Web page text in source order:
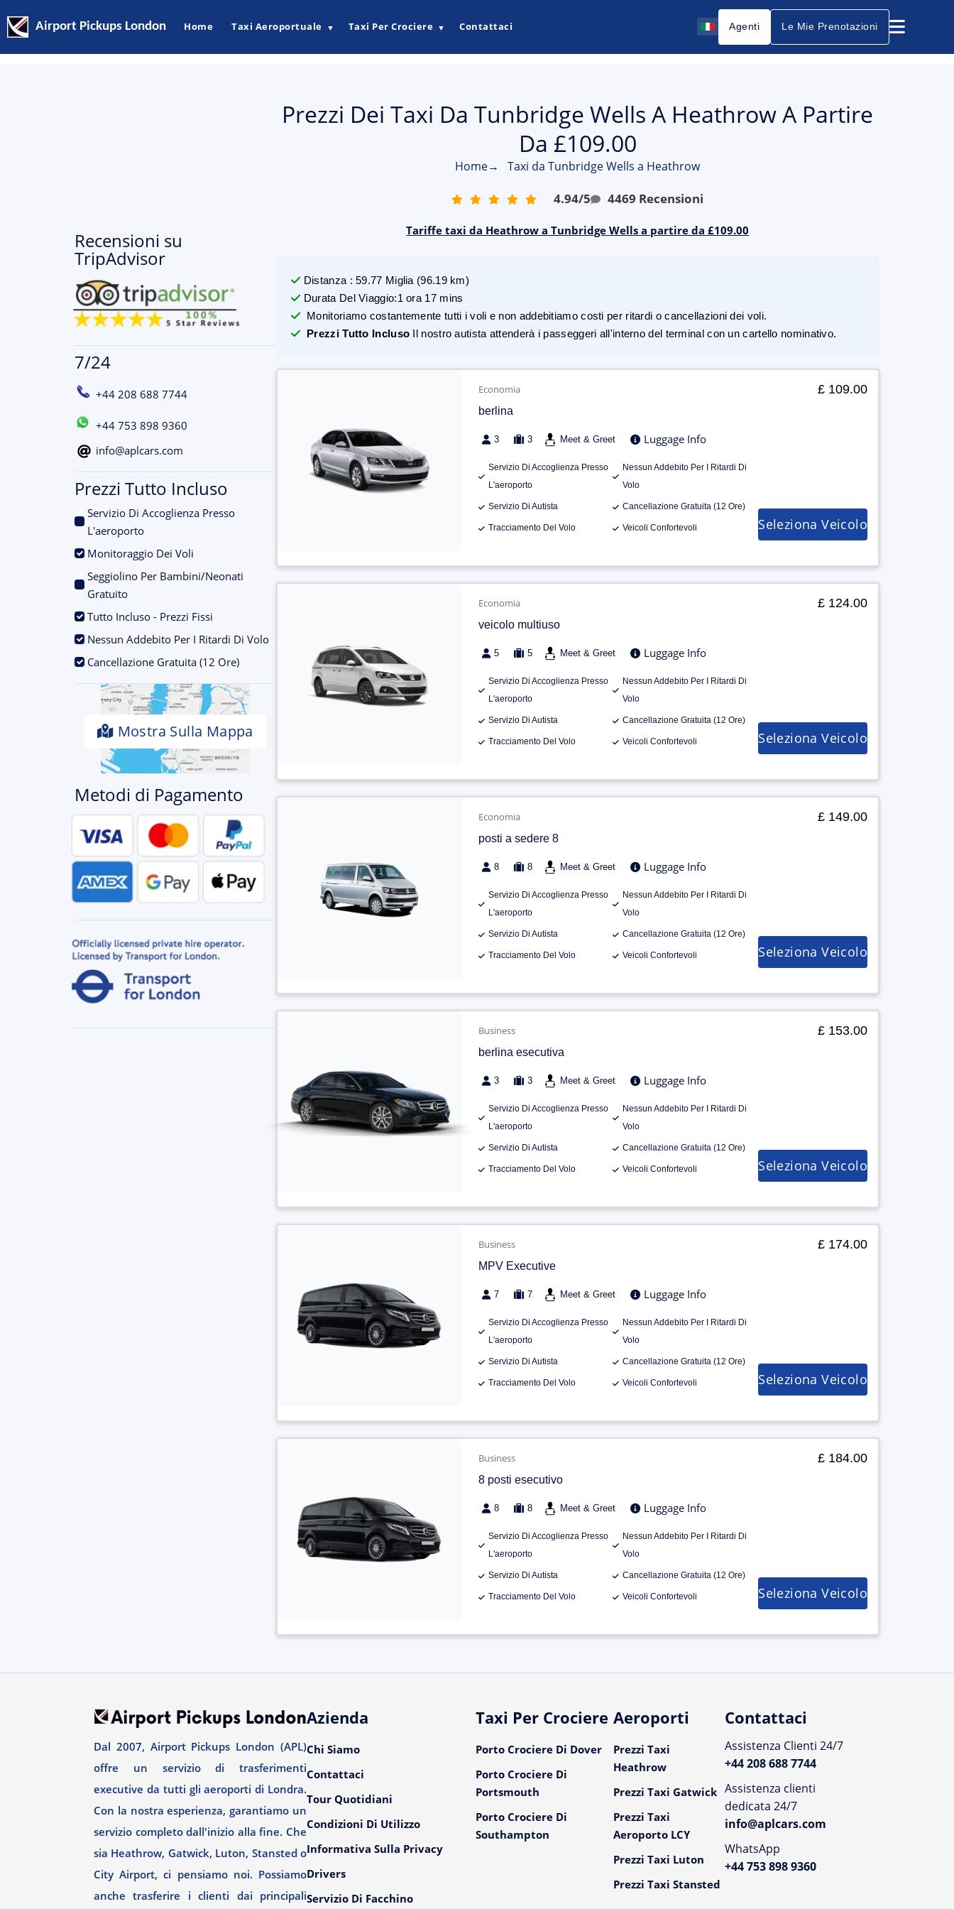
Airport Pickups London Home Taxi Aeroportuale ▼ Taxi Per Crociere ▼ Contattaci Agenti Le Mie Prenotazioni
Recensioni su
TripAdvisor
7/24
+44 208 688 7744
+44 753 898 9360
info@aplcars.com
Prezzi Tutto Incluso
Servizio Di Accoglienza Presso
L'aeroporto
Monitoraggio Dei Voli
Seggiolino Per Bambini/Neonati
Gratuito
Tutto Incluso - Prezzi Fissi
Nessun Addebito Per I Ritardi Di Volo
Cancellazione Gratuita (12 Ore)
Mostra Sulla Mappa
Metodi di Pagamento
Prezzi Dei Taxi Da Tunbridge Wells A Heathrow A Partire
Da £109.00
Home→ Taxi da Tunbridge Wells a Heathrow
4.94/5 4469 Recensioni
Tariffe taxi da Heathrow a Tunbridge Wells a partire da £109.00
Distanza :59.77 Miglia (96.19km)
Durata Del Viaggio:1 ora 17 mins
Monitoriamo costantemente tutti i voli e non addebitiamo costi per ritardi o cancellazioni dei voli.
Prezzi Tutto Incluso Il nostro autista attenderà i passeggeri all'interno del terminal con un cartello nominativo.
Economia
berlina
3 3 Meet & Greet Luggage Info
Servizio Di Accoglienza Presso
L'aeroporto
Nessun Addebito Per I Ritardi Di
Volo
Servizio Di Autista Cancellazione Gratuita (12 Ore)
Tracciamento Del Volo Veicoli Confortevoli
£ 109.00
Seleziona Veicolo
Economia
veicolo multiuso
5 5 Meet & Greet Luggage Info
Servizio Di Accoglienza Presso
L'aeroporto
Nessun Addebito Per I Ritardi Di
Volo
Servizio Di Autista Cancellazione Gratuita (12 Ore)
Tracciamento Del Volo Veicoli Confortevoli
£ 124.00
Seleziona Veicolo
Economia
posti a sedere 8
8 8 Meet & Greet Luggage Info
Servizio Di Accoglienza Presso
L'aeroporto
Nessun Addebito Per I Ritardi Di
Volo
Servizio Di Autista Cancellazione Gratuita (12 Ore)
Tracciamento Del Volo Veicoli Confortevoli
£ 149.00
Seleziona Veicolo
Business
berlina esecutiva
3 3 Meet & Greet Luggage Info
Servizio Di Accoglienza Presso
L'aeroporto
Nessun Addebito Per I Ritardi Di
Volo
Servizio Di Autista Cancellazione Gratuita (12 Ore)
Tracciamento Del Volo Veicoli Confortevoli
£ 153.00
Seleziona Veicolo
Business
MPV Executive
7 7 Meet & Greet Luggage Info
Servizio Di Accoglienza Presso
L'aeroporto
Nessun Addebito Per I Ritardi Di
Volo
Servizio Di Autista Cancellazione Gratuita (12 Ore)
Tracciamento Del Volo Veicoli Confortevoli
£ 174.00
Seleziona Veicolo
Business
8 posti esecutivo
8 8 Meet & Greet Luggage Info
Servizio Di Accoglienza Presso
L'aeroporto
Nessun Addebito Per I Ritardi Di
Volo
Servizio Di Autista Cancellazione Gratuita (12 Ore)
Tracciamento Del Volo Veicoli Confortevoli
£ 184.00
Seleziona Veicolo
Dal 2007, Airport Pickups London (APL)
offre un servizio di trasferimenti
executive da tutti gli aeroporti di Londra.
Con la nostra esperienza, garantiamo un
servizio completo dall'inizio alla fine. Che
sia Heathrow, Gatwick, Luton, Stansted o
City Airport, ci pensiamo noi. Possiamo
anche trasferire i clienti dai principali
Azienda
Chi Siamo
Contattaci
Tour Quotidiani
Condizioni Di Utilizzo
Informativa Sulla Privacy
Drivers
Servizio Di Facchino
Taxi Per Crociere
Porto Crociere Di Dover
Porto Crociere Di
Portsmouth
Porto Crociere Di
Southampton
Aeroporti
Prezzi Taxi
Heathrow
Prezzi Taxi Gatwick
Prezzi Taxi
Aeroporto LCY
Prezzi Taxi Luton
Prezzi Taxi Stansted
Contattaci
Assistenza Clienti 24/7
+44 208 688 7744
Assistenza clienti
dedicata 24/7
info@aplcars.com
WhatsApp
+44 753 898 9360